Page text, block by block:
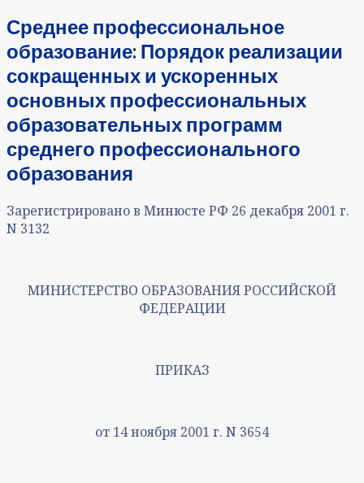
Среднее профессиональное
образование: Порядок реализации
сокращенных и ускоренных
основных профессиональных
образовательных программ
среднего профессионального
образования
Зарегистрировано в Минюсте РФ 26 декабря 2001 г.
N 3132
МИНИСТЕРСТВО ОБРАЗОВАНИЯ РОССИЙСКОЙ
ФЕДЕРАЦИИ
ПРИКАЗ
от 14 ноября 2001 г. N 3654